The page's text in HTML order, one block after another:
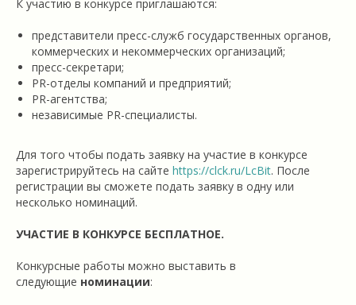
К участию в конкурсе приглашаются:
представители пресс-служб государственных органов,
коммерческих и некоммерческих организаций;
пресс-секретари;
PR-отделы компаний и предприятий;
PR-агентства;
независимые PR-специалисты.
Для того чтобы подать заявку на участие в конкурсе
зарегистрируйтесь на сайте https://clck.ru/LcBit. После
регистрации вы сможете подать заявку в одну или
несколько номинаций.
УЧАСТИЕ В КОНКУРСЕ БЕСПЛАТНОЕ.
Конкурсные работы можно выставить в
следующие номинации: